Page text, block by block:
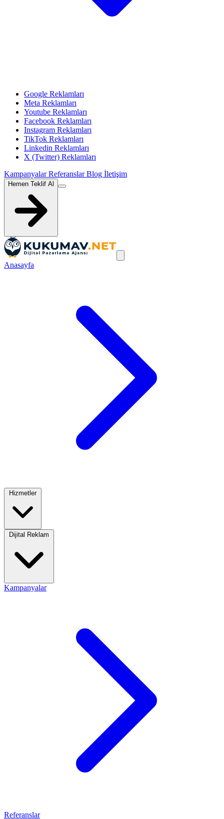
Google Reklamları
Meta Reklamları
Youtube Reklamları
Facebook Reklamları
Instagram Reklamları
TikTok Reklamları
Linkedin Reklamları
X (Twitter) Reklamları
KampanyalarReferanslarBlog İletişim
Hemen Teklif Al
Anasayfa
Hizmetler
Kampanyalar
Referanslar